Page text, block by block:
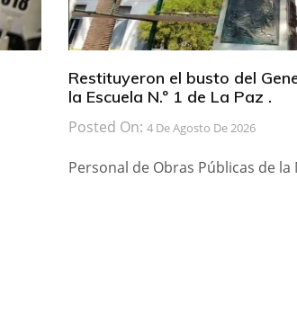
Restituyeron el busto del
la Escuela N.º 1 de La Paz .
Posted On: 4 De Agosto De 2026
Personal de Obras Públicas de